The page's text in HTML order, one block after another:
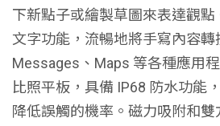
下新點子或繪製草圖來表達觀點
文字功能，流暢地將手寫內容轉
Messages、Maps 等各種應用
比照平板，具備 IP68 防水功能
降低誤觸的機率。磁力吸附和